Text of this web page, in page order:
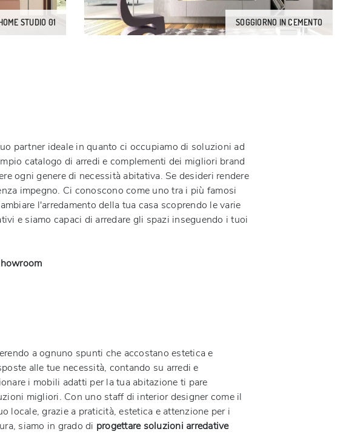
STUDIO 01 SOGGIORNO IN CEMENTO
partner ideale in quanto ci occupiamo di soluzioni ad
catalogo di arredi e complementi dei migliori brand
ogni genere di necessità abitativa. Se desideri rendere
impegno. Ci conoscono come uno tra i più famosi
l'arredamento della tua casa scoprendo le varie
e siamo capaci di arredare gli spazi inseguendo i tuoi
a ognuno spunti che accostano estetica e
alle tue necessità, contando su arredi e
i mobili adatti per la tua abitazione ti pare
migliori. Con uno staff di interior designer come il
locale, grazie a praticità, estetica e attenzione per i
siamo in grado di progettare soluzioni arredative